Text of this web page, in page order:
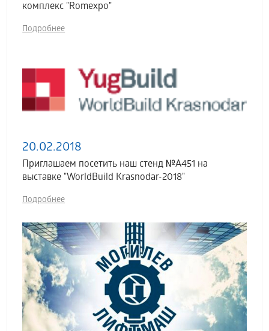
комплекс "Romexpo"
Подробнее
20.02.2018
Приглашаем посетить наш стенд №А451 на
выставке "WorldBuild Krasnodar-2018"
Подробнее